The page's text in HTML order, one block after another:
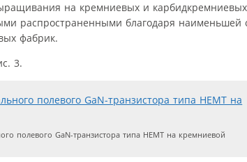
на кремниевых и
распространенными благодаря наименьшей
фабрик.
3.
полевого GaN-транзистора типа HEMT на кремниевой